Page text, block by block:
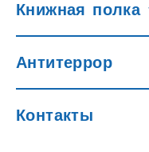
Книжная полка
Антитеррор
Контакты